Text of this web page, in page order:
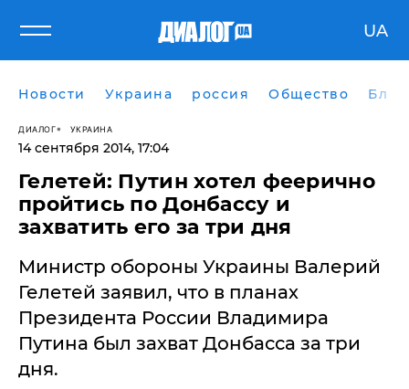
UA
Новости Украина россия Общество
ДИАЛОГ УКРАИНА
14 сентября 2014, 17:04
Гелетей: Путин хотел феерично
пройтись по Донбассу и
захватить его за три дня
Министр обороны Украины Валерий
Гелетей заявил, что в планах
Президента России Владимира
Путина был захват Донбасса за три
дня.